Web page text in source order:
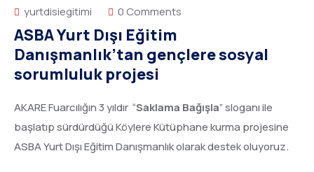
yurtdisiegitimi
0 Comments
ASBA Yurt Dışı Eğitim
Danışmanlık’tan gençlere sosyal
sorumluluk projesi
AKARE Fuarcılığın 3 yıldır “Saklama Bağışla” sloganı ile
başlatıp sürdürdüğü Köylere Kütüphane kurma projesine
ASBA Yurt Dışı Eğitim Danışmanlık olarak destek oluyoruz.